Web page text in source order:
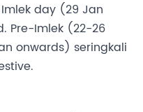
day (29 Jan
Pre-Imlek (22-26
onwards) seringkali